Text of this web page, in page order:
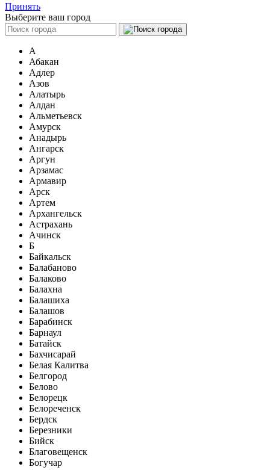
Принять
Выберите ваш город
А
Абакан
Адлер
Азов
Алатырь
Алдан
Альметьевск
Амурск
Анадырь
Ангарск
Аргун
Арзамас
Армавир
Арск
Артем
Архангельск
Астрахань
Ачинск
Б
Байкальск
Балабаново
Балаково
Балахна
Балашиха
Балашов
Барабинск
Барнаул
Батайск
Бахчисарай
Белая Калитва
Белгород
Белово
Белорецк
Белореченск
Бердск
Березники
Бийск
Благовещенск
Богучар